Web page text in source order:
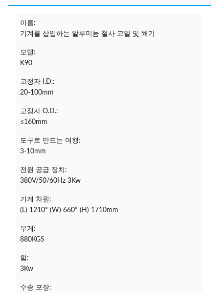
이름:
기계를 삽입하는 알루미늄 철사 코일 및 쐐기
모델:
K90
고정자 I.D.:
20-100mm
고정자 O.D.:
≤160mm
도구로 만드는 여행:
3-10mm
전원 공급 장치:
380V/50/60Hz 3Kw
기계 차원:
(L) 1210* (W) 660* (H) 1710mm
무게:
880KGS
힘:
3Kw
수송 포장: